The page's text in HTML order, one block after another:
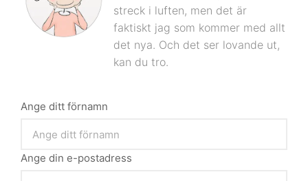
streck i luften, men det är
faktiskt jag som kommer med allt
det nya. Och det ser lovande ut,
kan du tro.
Ange ditt förnamn
Ange din e-postadress